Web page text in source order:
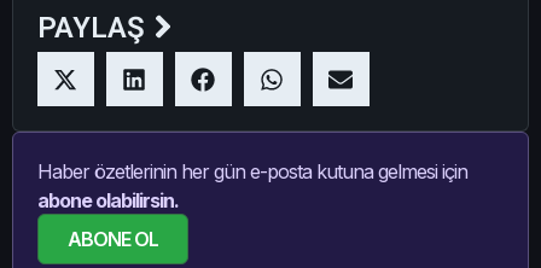
PAYLAŞ
Haber özetlerinin her gün e-posta kutuna gelmesi için
abone olabilirsin.
ABONE OL